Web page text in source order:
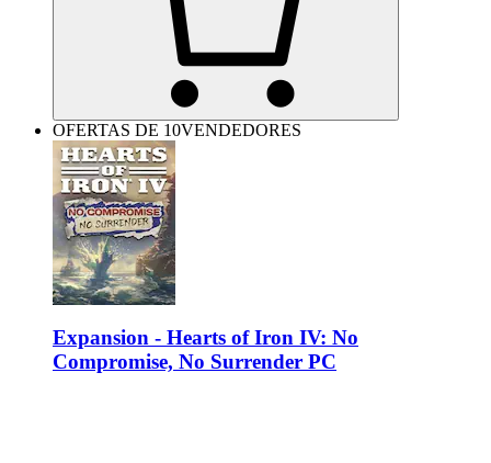
OFERTAS DE 10VENDEDORES
Expansion - Hearts of Iron IV: No
Compromise, No Surrender PC